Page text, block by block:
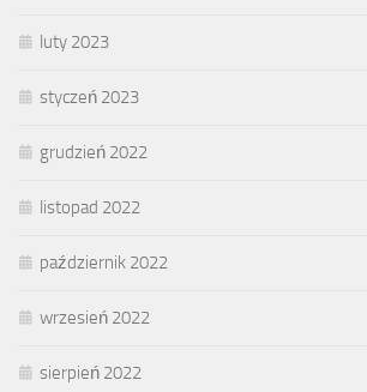
luty 2023
styczeń 2023
grudzień 2022
listopad 2022
październik 2022
wrzesień 2022
sierpień 2022